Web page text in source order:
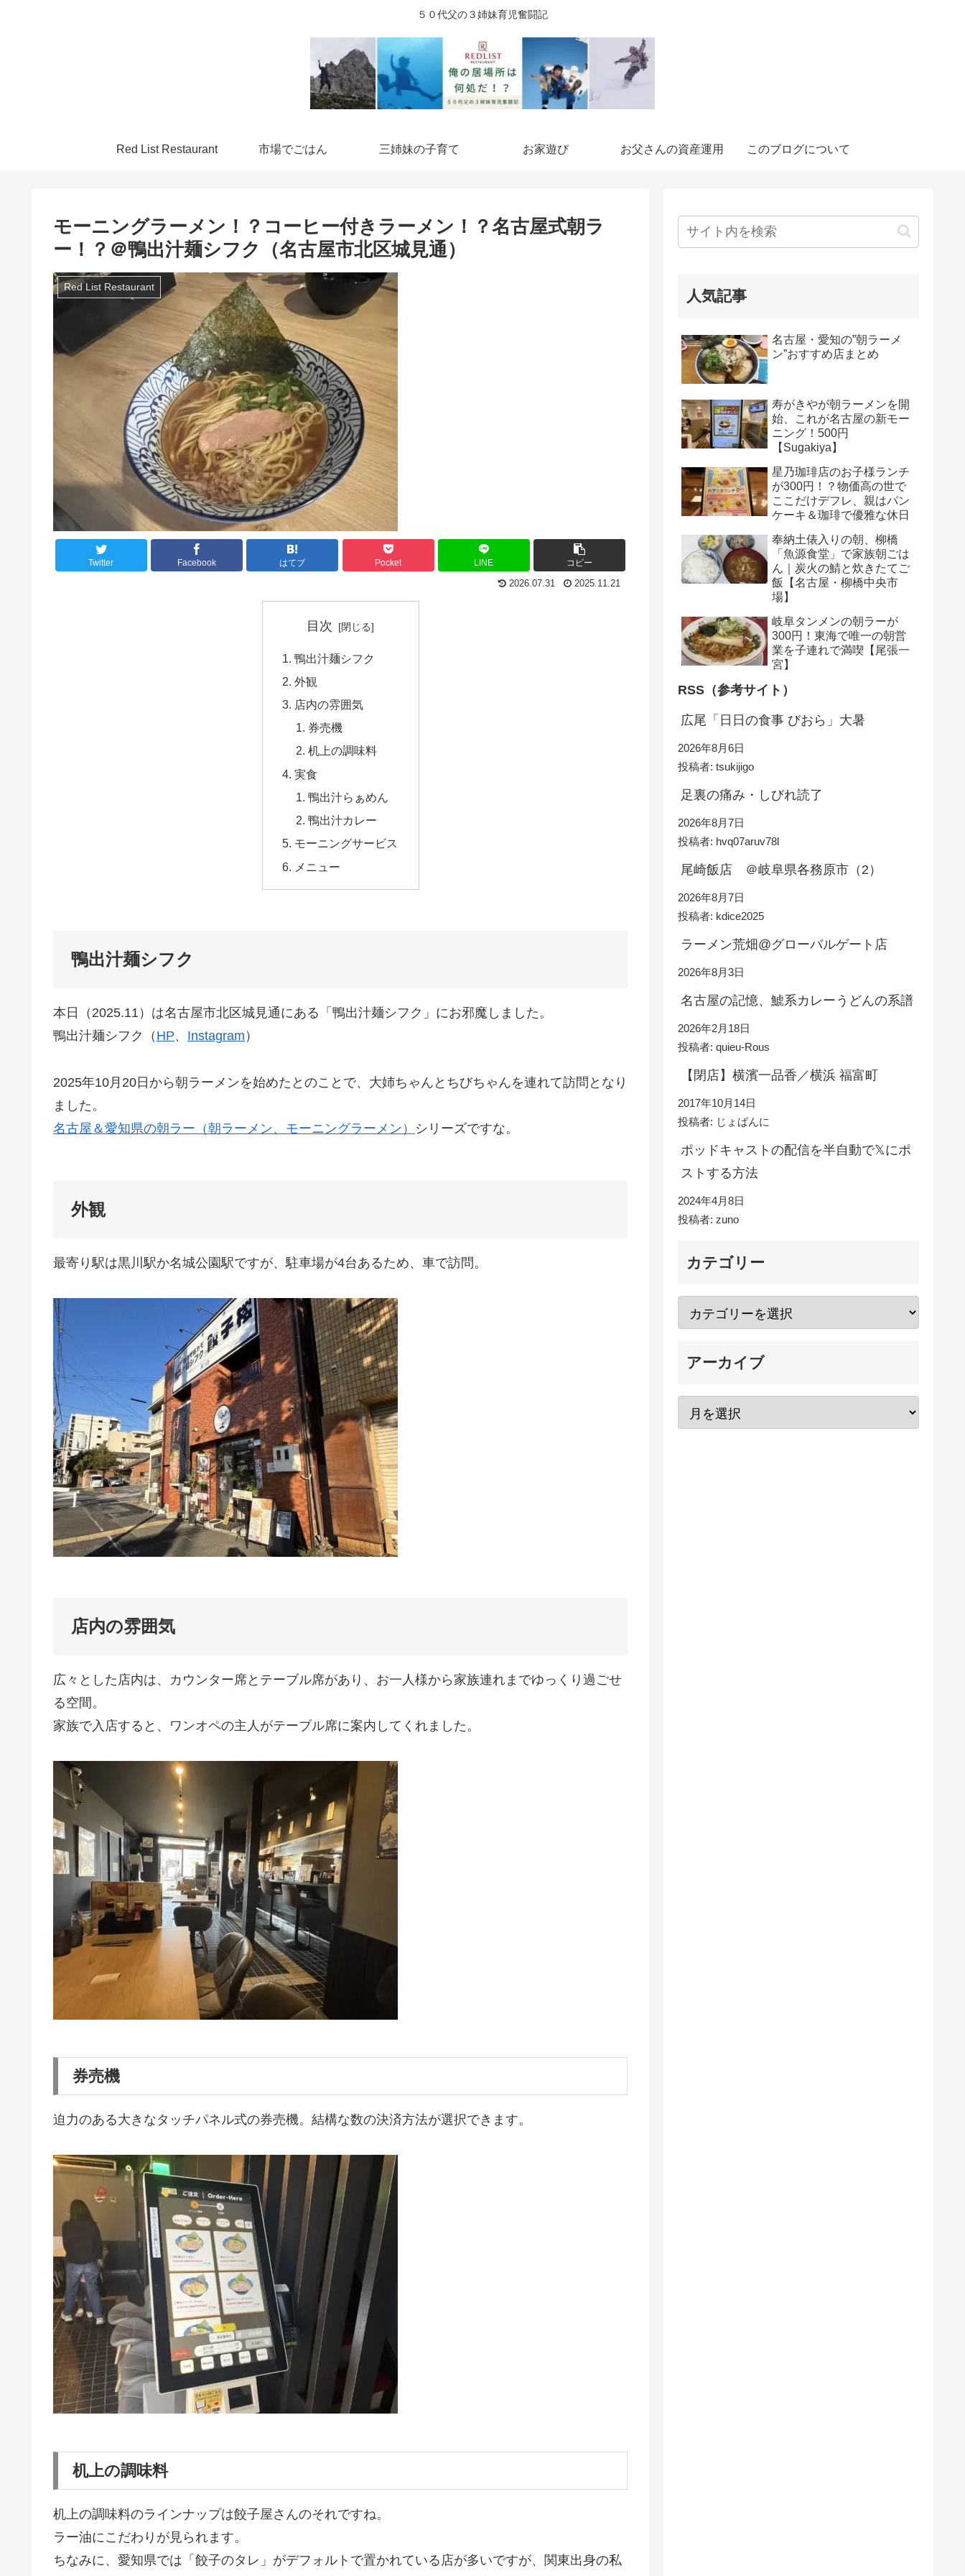
５０代父の３姉妹育児奮闘記
Red List Restaurant 市場でごはん 三姉妹の子育て お家遊び お父さんの資産運用 このブログについて
モーニングラーメン！？コーヒー付きラーメン！？名古屋式朝ラ
ー！？＠鴨出汁麺シフク（名古屋市北区城見通）
Red List Restaurant
Twitter Facebook はてブ Pocket LINE コピー
2026.07.31 2025.11.21
目次
鴨出汁麺シフク
外観
店内の雰囲気
券売機
机上の調味料
実食
鴨出汁らぁめん
鴨出汁カレー
モーニングサービス
メニュー
鴨出汁麺シフク
本日（2025.11）は名古屋市北区城見通にある「鴨出汁麺シフク」にお邪魔しました。
鴨出汁麺シフク（ HP、 Instagram ）
2025年10月20日から朝ラーメンを始めたとのことで、大姉ちゃんとちびちゃんを連れて訪問となり
ました。
名古屋＆愛知県の朝ラー（朝ラーメン、モーニングラーメン） シリーズですな。
外観
最寄り駅は黒川駅か名城公園駅ですが、駐車場が4台あるため、車で訪問。
店内の雰囲気
広々とした店内は、カウンター席とテーブル席があり、お一人様から家族連れまでゆっくり過ごせ
る空間。
家族で入店すると、ワンオペの主人がテーブル席に案内してくれました。
券売機
迫力のある大きなタッチパネル式の券売機。結構な数の決済方法が選択できます。
机上の調味料
机上の調味料のラインナップは餃子屋さんのそれですね。
ラー油にこだわりが見られます。
ちなみに、愛知県では「餃子のタレ」がデフォルトで置かれている店が多いですが、関東出身の私
人気記事
名古屋・愛知の”朝ラーメ
ン”おすすめ店まとめ
寿がきやが朝ラーメンを開
始、これが名古屋の新モー
ニング！500円
【Sugakiya】
星乃珈琲店のお子様ランチ
が300円！？物価高の世で
ここだけデフレ、親はパン
ケーキ＆珈琲で優雅な休日
奉納土俵入りの朝、柳橋
「魚源食堂」で家族朝ごは
ん｜炭火の鯖と炊きたてご
飯【名古屋・柳橋中央市
場】
岐阜タンメンの朝ラーが
300円！東海で唯一の朝営
業を子連れで満喫【尾張一
宮】
RSS（参考サイト）
広尾「日日の食事 びおら」大暑
2026年8月6日
投稿者: tsukijigo
足裏の痛み・しびれ読了
2026年8月7日
投稿者: hvq07aruv78l
尾崎飯店 ＠岐阜県各務原市（2）
2026年8月7日
投稿者: kdice2025
ラーメン荒畑@グローバルゲート店
2026年8月3日
名古屋の記憶、鯱系カレーうどんの系譜
2026年2月18日
投稿者: quieu-Rous
【閉店】横濱一品香／横浜 福富町
2017年10月14日
投稿者: じょばんに
ポッドキャストの配信を半自動で𝕏にポ
ストする方法
2024年4月8日
投稿者: zuno
カテゴリー
アーカイブ